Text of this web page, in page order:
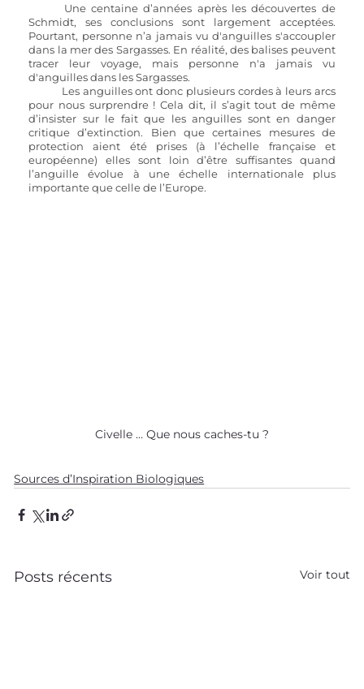
Une centaine d’années après les découvertes de
Schmidt, ses conclusions sont largement acceptées.
Pourtant, personne n’a jamais vu d'anguilles s'accoupler
dans la mer des Sargasses. En réalité, des balises peuvent
tracer leur voyage, mais personne n'a jamais vu
d'anguilles dans les Sargasses.
Les anguilles ont donc plusieurs cordes à leurs arcs
pour nous surprendre ! Cela dit, il s’agit tout de même
d’insister sur le fait que les anguilles sont en danger
critique d’extinction. Bien que certaines mesures de
protection aient été prises (à l’échelle française et
européenne) elles sont loin d’être suffisantes quand
l’anguille évolue à une échelle internationale plus
importante que celle de l’Europe.
Civelle … Que nous caches-tu ?
Sources d’Inspiration Biologiques
Posts récents Voir tout